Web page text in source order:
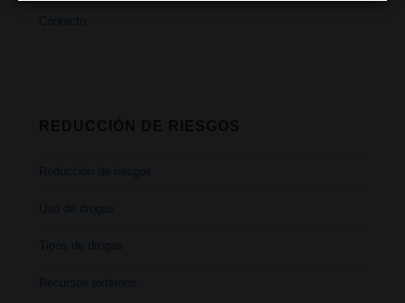
Contacto
Reducción de riesgos
Uso de drogas
Tipos de drogas
Recursos externos